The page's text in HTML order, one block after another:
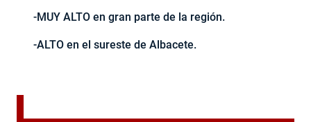
-MUY ALTO en gran parte de la región.
-ALTO en el sureste de Albacete.